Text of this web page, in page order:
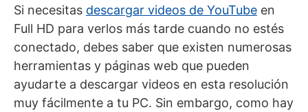
Si necesitas descargar videos de YouTube en
Full HD para verlos más tarde cuando no estés
conectado, debes saber que existen numerosas
herramientas y páginas web que pueden
ayudarte a descargar videos en esta resolución
muy fácilmente a tu PC. Sin embargo, como hay